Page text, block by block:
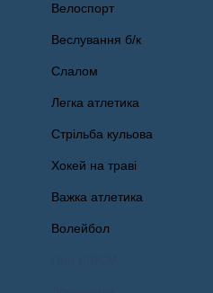
Велоспорт
Веслування б/к
Cлалом
Легка атлетика
Стрільба кульова
Хокей на траві
Важка атлетика
Волейбол